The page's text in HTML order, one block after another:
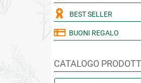
BEST SELLER
BUONI REGALO
CATALOGO